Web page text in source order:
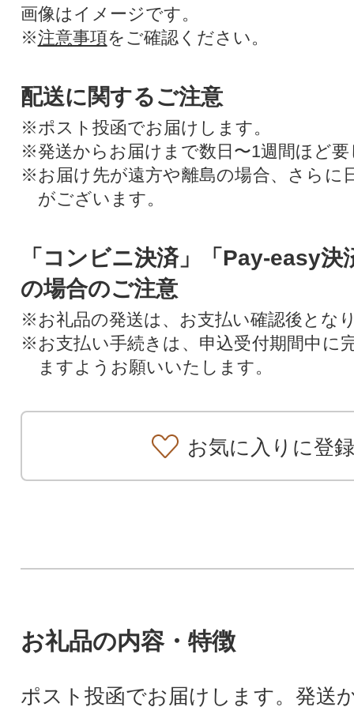
画像はイメージです。
※注意事項をご確認ください。
配送に関するご注意
※ポスト投函でお届けします。
※発送からお届けまで数日〜1週間ほど要
※お届け先が遠方や離島の場合、さらに
がございます。
「コンビニ決済」「Pay-easy決
の場合のご注意
※お礼品の発送は、お支払い確認後とな
※お支払い手続きは、申込受付期間中に
ますようお願いいたします。
お気に入りに登録
お礼品の内容・特徴
ポスト投函でお届けします。発送